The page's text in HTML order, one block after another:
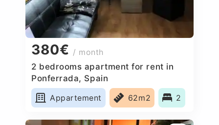
380€ / month
2 bedrooms apartment for rent in
Ponferrada, Spain
Appartement
62m2 2